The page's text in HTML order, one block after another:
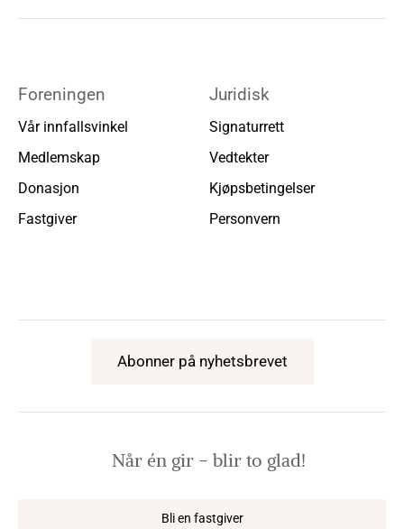
Foreningen
Vår innfallsvinkel
Medlemskap
Donasjon
Fastgiver
Juridisk
Signaturrett
Vedtekter
Kjøpsbetingelser
Personvern
Abonner på nyhetsbrevet
Når én gir − blir to glad!
Bli en fastgiver